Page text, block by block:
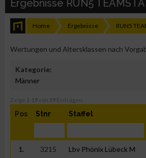
Ergebnisse RUN5
Home Ergebnisse RUN5
Wertungen und Altersklassen nach
Kategorie:
Männer
Zeige 1-19 von 19 Einträgen.
Pos Stnr Staffel
1. 3215 Lbv Phönix Lübeck M